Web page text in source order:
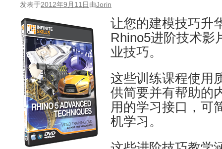
发表于2012年9月11日由Jorin
让您的建模技巧升
Rhino5进阶技术影
业技巧。
这些训练课程使用
供简要并有帮助的
用的学习接口，可
机学习。